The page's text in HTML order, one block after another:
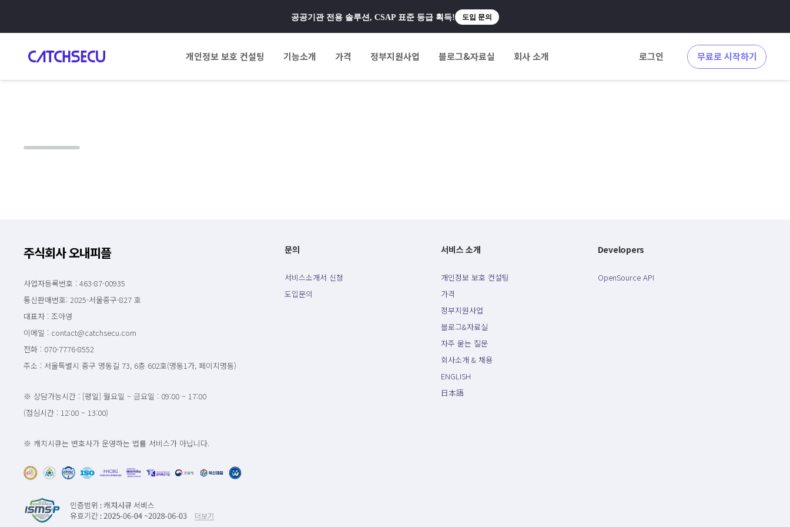
공공기관 전용 솔루션, CSAP 표준 등급 획득! 도입 문의
개인정보 보호 컨설팅 기능소개 가격 정부지원사업 블로그&자료실 회사 소개 로그인 무료로 시작하기
주식회사 오내피플
사업자등록번호 : 463-87-00935
통신판매번호: 2025-서울중구-827 호
대표자 : 조아영
이메일 : contact@catchsecu.com
전화 : 070-7776-8552
주소 : 서울특별시 중구 명동길 73, 6층 602호(명동1가, 페이지명동)
※ 상담가능시간 : [평일] 월요일 ~ 금요일 : 09:00 ~ 17:00
(점심시간 : 12:00 ~ 13:00)
※ 캐치시큐는 변호사가 운영하는 법률 서비스가 아닙니다.
문의
서비스소개서 신청
도입문의
서비스 소개
개인정보 보호 컨설팅
가격
정부지원사업
블로그&자료실
자주 묻는 질문
회사소개 & 채용
ENGLISH
日本語
Developers
OpenSource API